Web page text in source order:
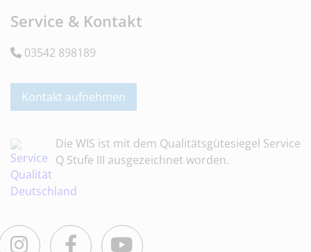
Service & Kontakt
03542 898189
Kontakt aufnehmen
Die WIS ist mit dem Qualitätsgütesiegel Service
Q Stufe III ausgezeichnet worden.
Instagram Facebook Youtube